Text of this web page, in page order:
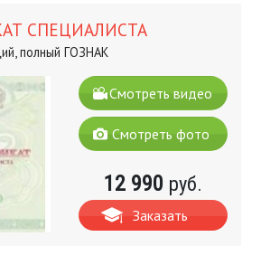
СПЕЦИАЛИСТА
полный ГОЗНАК
Смотреть видео
Смотреть фото
12 990 руб.
Заказать